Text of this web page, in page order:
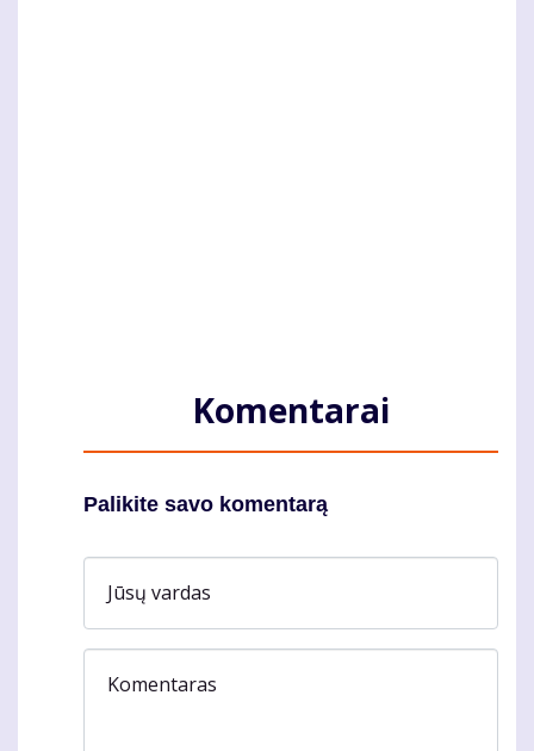
Komentarai
Palikite savo komentarą
Jūsų vardas
Komentaras